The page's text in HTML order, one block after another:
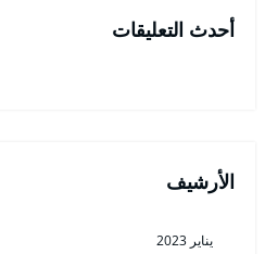
أحدث التعليقات
الأرشيف
يناير 2023